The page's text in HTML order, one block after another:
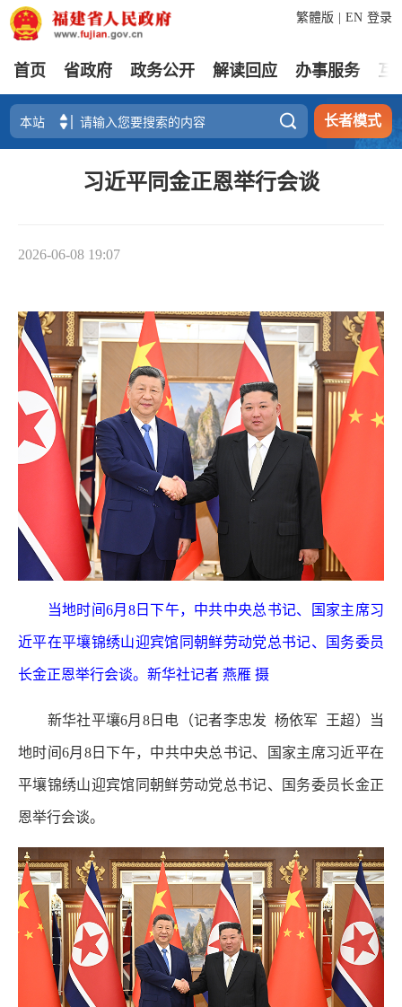
登录
繁體版 EN
首页 省政府 政务公开 解读回应 办事服务 互
 长者模式
习近平同金正恩举行会谈
2026-06-08 19:07
当地时间6月8日下午，中共中央总书记、国家主席习
近平在平壤锦绣山迎宾馆同朝鲜劳动党总书记、国务委员
长金正恩举行会谈。新华社记者 燕雁 摄
新华社平壤6月8日电（记者李忠发 杨依军 王超）当
地时间6月8日下午，中共中央总书记、国家主席习近平在
平壤锦绣山迎宾馆同朝鲜劳动党总书记、国务委员长金正
恩举行会谈。